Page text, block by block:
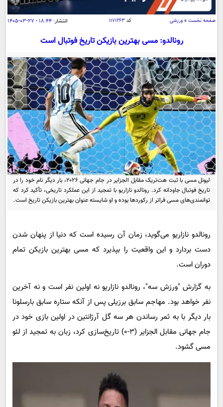
اقتصاد
اقتصادی
جامعه
حوادث
سلامت
یک برش دانایی
محیط زیست
سفر و تفریح
بین الملل
سیاست خارجی
فرهنگ و هنر
علم و دانش
فناوری و It
علمی
اخبار کریپتو
قرآن
گوناگون
سرگرمی
باشگاه مغز
مجله تصویری سلاح
فیلم
اقتصاد
ورزش
فناوری
حوادث
محیط زیست
سلامت
فرهنگی
اجتماعی
حیات وحش
عصر ایران 2
خواندنی ها و دیدنی ها
روانشناسی
آموزش زبان
صفحه نخست » ورزشی کد ۱۱۷۱۲۶۳ انتشار: ۱۸:۴۴ - ۲۷-۰۳-۱۴۰۵
رونالدو: مسی بهترین بازیکن تاریخ فوتبال است
لیونل مسی با ثبت هت‌تریک مقابل الجزایر در جام جهانی ۲۰۲۶، بار دیگر نام خود را در
تاریخ فوتبال جاودانه کرد. رونالدو نازاریو با تمجید از این عملکرد تاریخی، تأکید کرد که
توانمندی‌های مسی فراتر از رکوردها بوده و او شایسته عنوان بهترین بازیکن تاریخ است.
رونالدو نازاریو می‌گوید، زمان آن رسیده است که دنیا از پنهان شدن
دست بردارد و این واقعیت را بپذیرد که مسی بهترین بازیکن تمام
دوران است.
به گزارش "ورزش سه"، رونالدو نازاریو نه اولین نفر است و نه آخرین
نفر خواهد بود. مهاجم سابق برزیلی پس از آنکه ستاره سابق بارسلونا
بار دیگر با به ثمر رساندن هر سه گل آرژانتین در اولین بازی خود در
جام جهانی مقابل الجزایر (۳-۰) تاریخ‌سازی کرد، زبان به تمجید از لئو
مسی گشود.